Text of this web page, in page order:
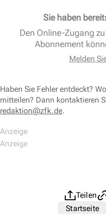
Sie haben
Den Online-Zugang
Abonnement
Melden
Haben Sie Fehler entdeckt?
mitteilen? Dann kontaktieren
redaktion@zfk.de.
Teilen
Startseite